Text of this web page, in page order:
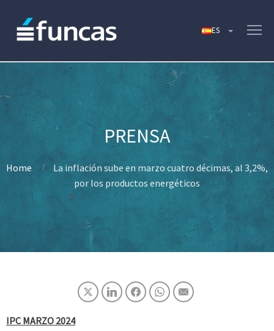
Home
La inflación sube en marzo cuatro décimas, al 3,2%,
por los productos energéticos
IPC MARZO 2024